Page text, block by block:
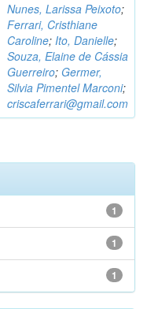
Nunes, Larissa Peixoto;
Ferrari, Cristhiane
Caroline; Ito, Danielle;
Souza, Elaine de Cássia
Guerreiro; Germer,
Silvia Pimentel Marconi;
criscaferrari@gmail.com
1
1
1